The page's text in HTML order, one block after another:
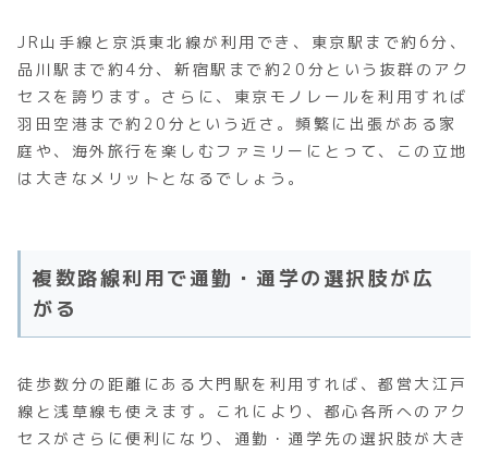
JR山手線と京浜東北線が利用でき、東京駅まで約6分、
品川駅まで約4分、新宿駅まで約20分という抜群のアク
セスを誇ります。さらに、東京モノレールを利用すれば
羽田空港まで約20分という近さ。頻繁に出張がある家
庭や、海外旅行を楽しむファミリーにとって、この立地
は大きなメリットとなるでしょう。
複数路線利用で通勤・通学の選択肢が広
がる
徒歩数分の距離にある大門駅を利用すれば、都営大江戸
線と浅草線も使えます。これにより、都心各所へのアク
セスがさらに便利になり、通勤・通学先の選択肢が大き